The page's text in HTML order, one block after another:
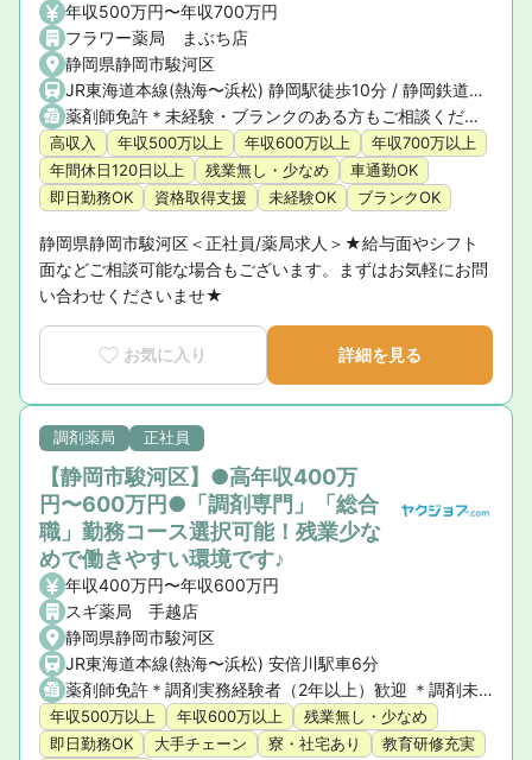
年収500万円〜年収700万円
フラワー薬局 まぶち店
静岡県静岡市駿河区
JR東海道本線(熱海〜浜松) 静岡駅徒歩10分 / 静岡鉄道静岡清水線 新静岡駅
薬剤師免許＊未経験・ブランクのある方もご相談ください
高収入 年収500万以上 年収600万以上
年収700万以上
年間休日120日以上
残業無し・少なめ
車通勤OK
即日勤務OK
資格取得支援 未経験OK ブランクOK
静岡県静岡市駿河区＜正社員/薬局求人＞★給与面やシフト
面などご相談可能な場合もございます。まずはお気軽にお問
い合わせくださいませ★
お気に入り 詳細を見る
調剤薬局 正社員
【静岡市駿河区】●高年収400万
円〜600万円●「調剤専門」「総合
職」勤務コース選択可能！残業少な
めで働きやすい環境です♪
年収400万円〜年収600万円
スギ薬局 手越店
静岡県静岡市駿河区
JR東海道本線(熱海〜浜松) 安倍川駅車6分
薬剤師免許＊調剤実務経験者（2年以上）歓迎 ＊調剤未経験の方もご相談ください
年収500万以上 年収600万以上
残業無し・少なめ
即日勤務OK
大手チェーン 寮・社宅あり
教育研修充実